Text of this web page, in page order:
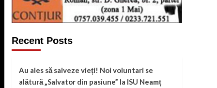
Recent Posts
Au ales să salveze vieți! Noi voluntari se
alătură „Salvator din pasiune” la ISU Neamț